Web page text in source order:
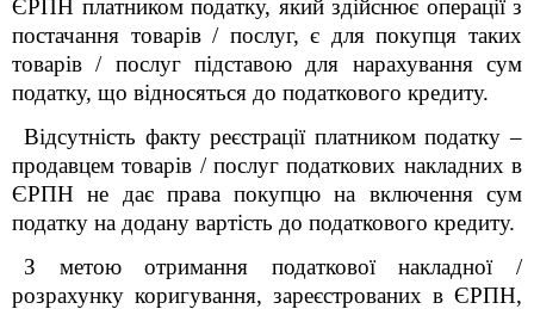
ЄРПН платником податку, який здійснює операції з
постачання товарів / послуг, є для покупця таких
товарів / послуг підставою для нарахування сум
податку, що відносяться до податкового кредиту.
Відсутність факту реєстрації платником податку –
продавцем товарів / послуг податкових накладних в
ЄРПН не дає права покупцю на включення сум
податку на додану вартість до податкового кредиту.
З метою отримання податкової накладної /
розрахунку коригування, зареєстрованих в ЄРПН,